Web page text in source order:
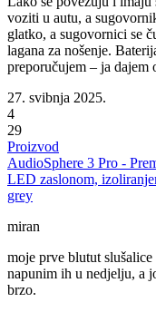
voziti u autu, a
glatko, a sugovornici se
lagana za nošenje.
preporučujem – ja dajem
27. svibnja 2025.
4
29
Proizvod
AudioSphere 3 Pro -
LED zaslonom,
grey
miran
moje prve blutut slušalice
napunim ih u nedjelju, a
brzo.